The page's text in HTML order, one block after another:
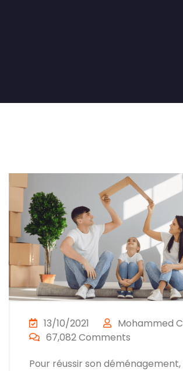
13/10/2021
Mohammed
67,082 Comments
Pour réussir son